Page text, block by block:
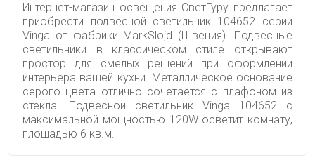
Интернет-магазин освещения СветГуру предлагает
приобрести подвесной светильник 104652 серии
Vinga от фабрики MarkSlojd (Швеция). Подвесные
светильники в классическом стиле открывают
простор для смелых решений при оформлении
интерьера вашей кухни. Металлическое основание
серого цвета отлично сочетается с плафоном из
стекла. Подвесной светильник Vinga 104652 с
максимальной мощностью 120W осветит комнату,
площадью 6 кв.м.